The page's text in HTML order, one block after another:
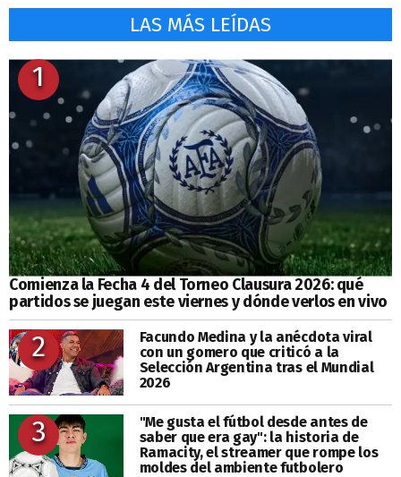
LAS MÁS LEÍDAS
1
Comienza la Fecha 4 del Torneo Clausura 2026: qué
partidos se juegan este viernes y dónde verlos en vivo
2
Facundo Medina y la anécdota viral
con un gomero que criticó a la
Selección Argentina tras el Mundial
2026
3
"Me gusta el fútbol desde antes de
saber que era gay": la historia de
Ramacity, el streamer que rompe los
moldes del ambiente futbolero